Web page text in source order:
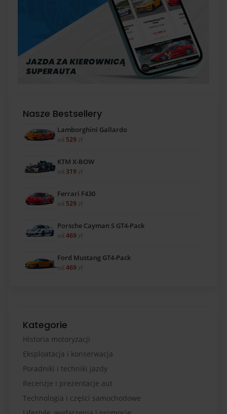
Nasze Bestsellery
Lamborghini Gallardo
od 529 zł
KTM X-BOW
od 319 zł
Ferrari F430
od 529 zł
Porsche Cayman S GT4-Pack
od 469 zł
Ford Mustang GT4-Pack
od 469 zł
Kategorie
Historia motoryzacji
Eksploatacja i konserwacja
Poradniki i techniki jazdy
Recenzje i prezentacje aut
Technologia i części samochodowe